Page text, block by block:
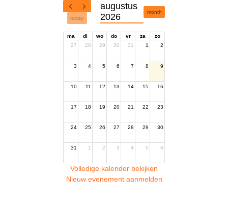
today
augustus
2026
month
ma di wo do vr za
zo
27
28 29 30 31 1 2
3 4 5 6 7 8 9
10 11 12 13 14 15 16
17 18 19 20 21 22 23
24 25 26 27 28 29 30
31 1 2 3 4 5 6
Volledige kalender bekijken
Nieuw evenement aanmelden